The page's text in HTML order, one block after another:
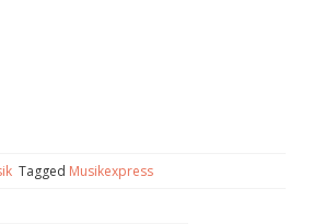
Tagged Musikexpress